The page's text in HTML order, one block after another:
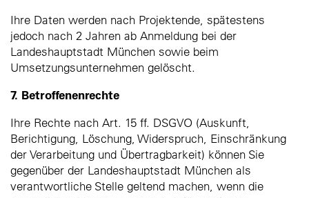
Ihre Daten werden nach Projektende, spätestens
jedoch nach 2 Jahren ab Anmeldung bei der
Landeshauptstadt München sowie beim
Umsetzungsunternehmen gelöscht.
7. Betroffenenrechte
Ihre Rechte nach Art. 15 ff. DSGVO (Auskunft,
Berichtigung, Löschung, Widerspruch, Einschränkung
der Verarbeitung und Übertragbarkeit) können Sie
gegenüber der Landeshauptstadt München als
verantwortliche Stelle geltend machen, wenn die